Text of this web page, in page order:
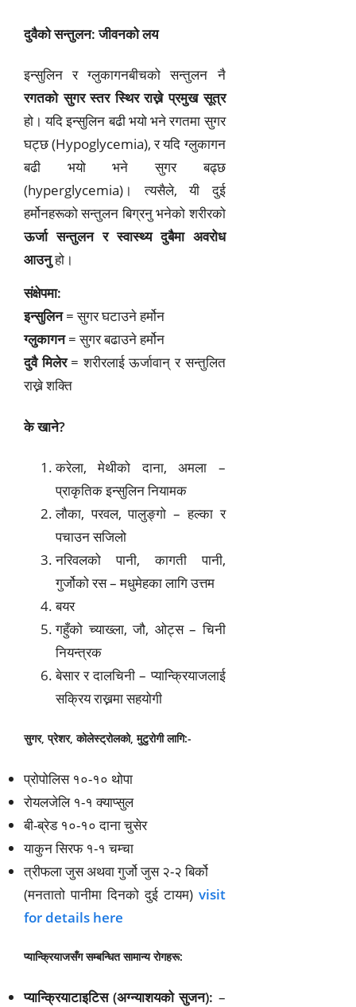
दुवैको सन्तुलन: जीवनको लय
इन्सुलिन र ग्लुकागनबीचको सन्तुलन नै
रगतको सुगर स्तर स्थिर राख्ने प्रमुख सूत्र
हो। यदि इन्सुलिन बढी भयो भने रगतमा सुगर
घट्छ (Hypoglycemia), र यदि ग्लुकागन
बढी भयो भने सुगर बढ्छ
(hyperglycemia)। त्यसैले, यी दुई
हर्मोनहरूको सन्तुलन बिग्रनु भनेको शरीरको
ऊर्जा सन्तुलन र स्वास्थ्य दुबैमा अवरोध
आउनुहो।
संक्षेपमा:
इन्सुलिन= सुगर घटाउने हर्मोन
ग्लुकागन= सुगर बढाउने हर्मोन
दुवै मिलेर= शरीरलाई ऊर्जावान् र सन्तुलित
राख्ने शक्ति
के खाने?
करेला, मेथीको दाना, अमला –
प्राकृतिक इन्सुलिन नियामक
लौका, परवल, पालुङ्गो – हल्का र
पचाउन सजिलो
नरिवलको पानी, कागती पानी,
गुर्जोको रस – मधुमेहका लागि उत्तम
बयर
गहुँको च्याख्ला, जौ, ओट्स – चिनी
नियन्त्रक
बेसार र दालचिनी – प्यान्क्रियाजलाई
सक्रिय राख्नमा सहयोगी
सुगर, प्रेशर, कोलेस्ट्रोलको, मुटुरोगी लागि:-
प्रोपोलिस १०-१० थोपा
रोयलजेलि १-१ क्याप्सुल
बी-ब्रेड १०-१० दाना चुसेर
याकुन सिरफ १-१ चम्चा
त्रीफला जुस अथवा गुर्जो जुस २-२ बिर्को
(मनतातो पानीमा दिनको दुई टायम) visit
for details here
प्यान्क्रियाजसँग सम्बन्धित सामान्य रोगहरू:
प्यान्क्रियाटाइटिस (अग्न्याशयको सुजन): –